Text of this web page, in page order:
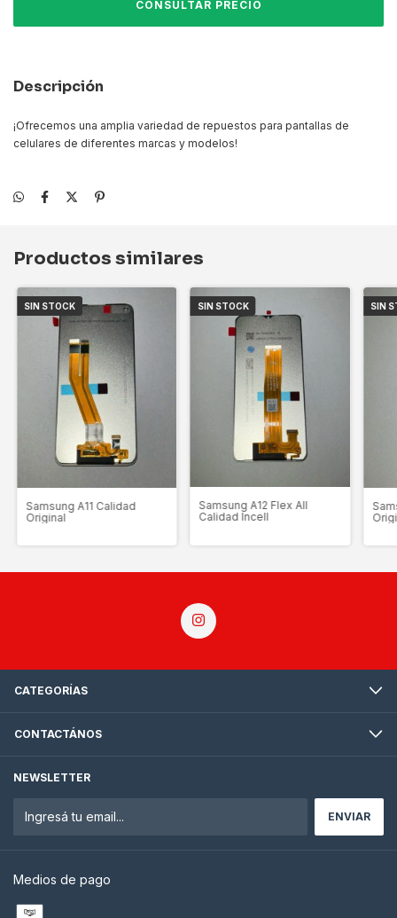
Descripción
¡Ofrecemos una amplia variedad de repuestos para pantallas de
celulares de diferentes marcas y modelos!
Productos similares
SIN STOCK
Samsung A11 Calidad
Original
SIN STOCK
Samsung A12 Flex All
Calidad Incell
SIN
CATEGORÍAS
CONTACTÁNOS
NEWSLETTER
Medios de pago